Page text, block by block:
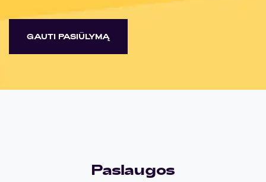
GAUTI PASIŪLYMĄ
Paslaugos